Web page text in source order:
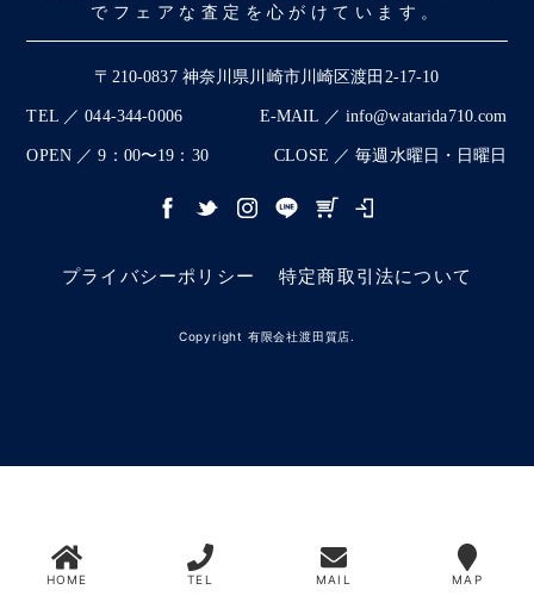
でフェアな査定を心がけています。
〒210-0837 神奈川県川崎市川崎区渡田2-17-10
TEL ／ 044-344-0006 E-MAIL ／ info@watarida710.com
OPEN ／ 9：00〜19：30 CLOSE ／ 毎週水曜日・日曜日
プライバシーポリシー 特定商取引法について
Copyright 有限会社渡田質店.
HOME TEL MAIL MAP